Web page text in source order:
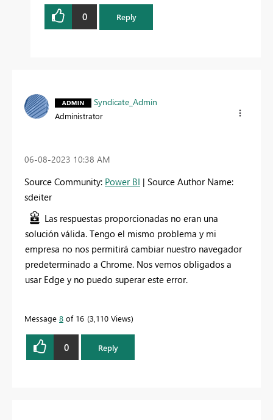
0 Reply
Syndicate_Admin
Administrator
‎06-08-2023 10:38 AM
Source Community: Power BI | Source Author Name:
sdeiter
Las respuestas proporcionadas no eran una
solución válida. Tengo el mismo problema y mi
empresa no nos permitirá cambiar nuestro navegador
predeterminado a Chrome. Nos vemos obligados a
usar Edge y no puedo superar este error.
Message 8 of 16 3,110 Views
0 Reply